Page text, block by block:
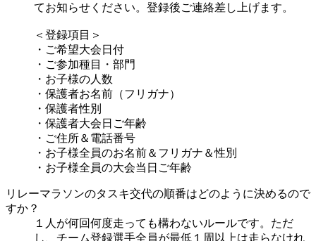
てお知らせください。登録後ご連絡差し上げます。
＜登録項目＞
・ご希望大会日付
・ご参加種目・部門
・お子様の人数
・保護者お名前（フリガナ）
・保護者性別
・保護者大会日ご年齢
・ご住所＆電話番号
・お子様全員のお名前＆フリガナ＆性別
・お子様全員の大会当日ご年齢
リレーマラソンのタスキ交代の順番はどのように決めるので
すか？
１人が何回何度走っても構わないルールです。ただ
し、チーム登録選手全員が最低１周以上は走らなけれ